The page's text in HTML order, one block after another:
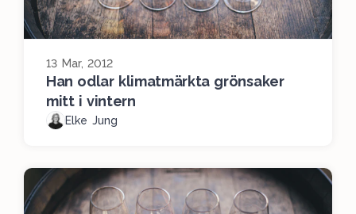
13 Mar, 2012
Han odlar klimatmärkta grönsaker
mitt i vintern
Elke Jung